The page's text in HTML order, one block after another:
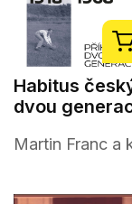
Habitus
dvou
Martin Franc a